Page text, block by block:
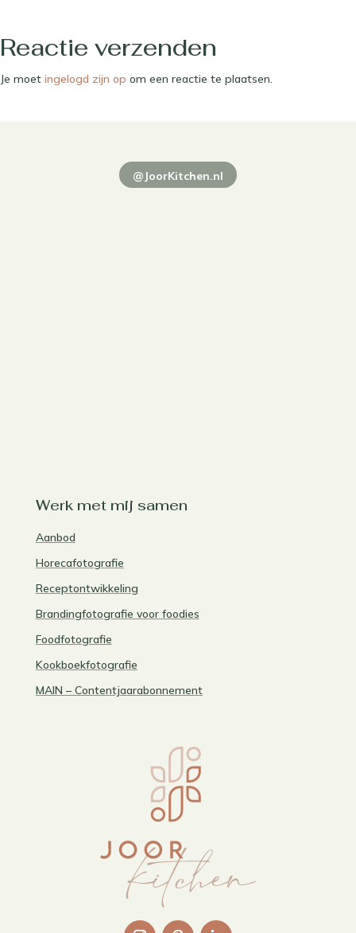
Reactie verzenden
Je moet ingelogd zijn op om een reactie te plaatsen.
@JoorKitchen.nl
Werk met mij samen
Aanbod
Horecafotografie
Receptontwikkeling
Brandingfotografie voor foodies
Foodfotografie
Kookboekfotografie
MAIN – Contentjaarabonnement